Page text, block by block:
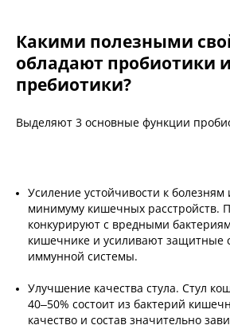
Какими полезными
обладают пробиотики и
пребиотики?
Выделяют 3 основные функции
Усиление устойчивости к болезням
минимуму кишечных расстройств.
конкурируют с вредными
кишечнике и усиливают защитные
иммунной системы.
Улучшение качества стула. Стул
40–50% состоит из бактерий
качество и состав значительно